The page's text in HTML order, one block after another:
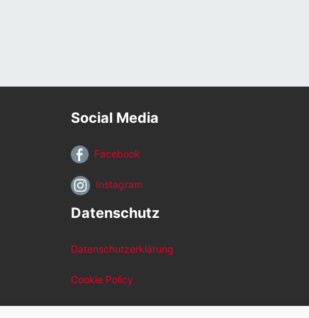
Social Media
Facebook
Instagram
Datenschutz
Datenschutzerklärung
Cookie Policy